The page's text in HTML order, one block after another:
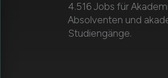
4.516 Jobs für
Absolventen und
Studiengänge.